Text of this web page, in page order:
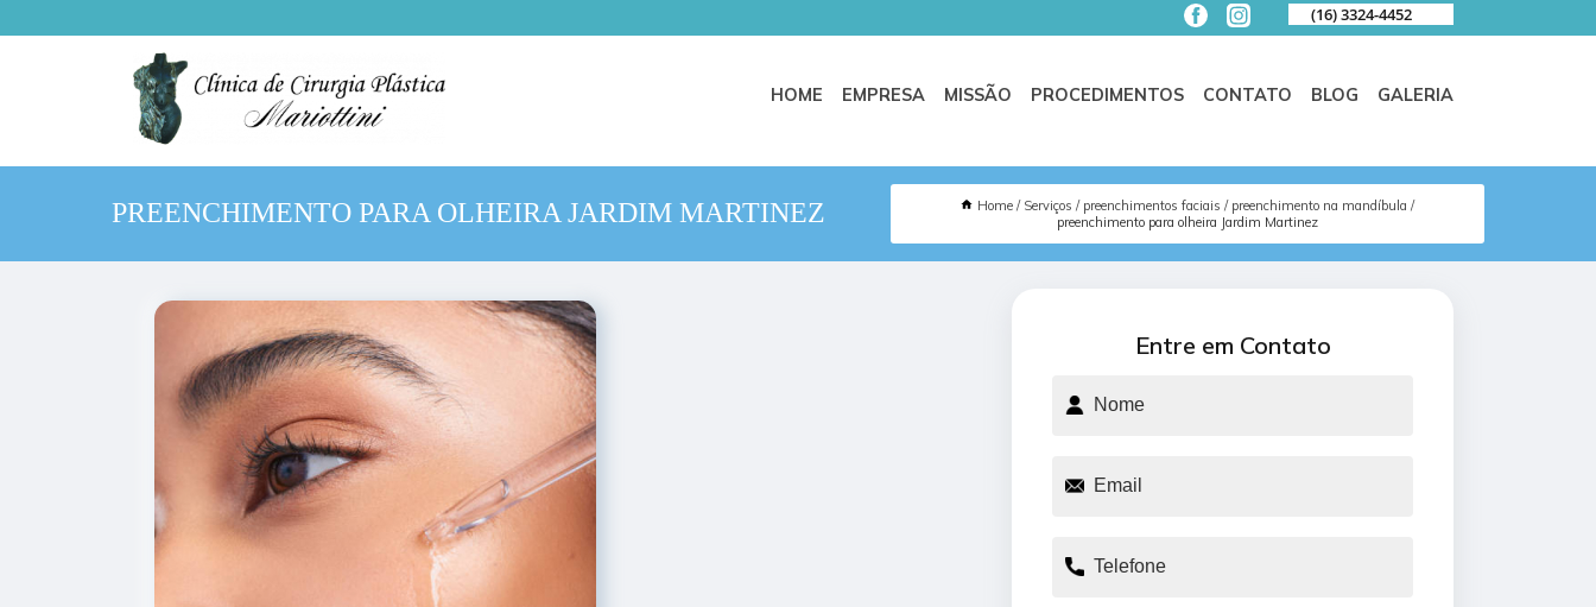
(16) 3324-4452
HOME EMPRESA MISSÃO PROCEDIMENTOS CONTATO BLOG GALERIA
PREENCHIMENTO PARA OLHEIRA JARDIM MARTINEZ Home Serviços preenchimentos faciais
preenchimento na mandíbula
preenchimento para olheira Jardim Martinez
Entre em Contato